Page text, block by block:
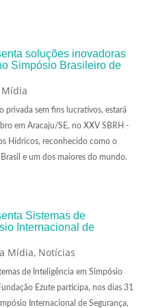
soluções inovadoras
Simpósio Brasileiro de
privada sem fins lucrativos, estará
em Aracaju/SE, no XXV SBRH -
Hídricos, reconhecido como o
e um dos maiores do mundo.
Sistemas de
Internacional de
Mídia, Notícias
de Inteligência em Simpósio
Ezute participa, nos dias 31
Internacional de Segurança,